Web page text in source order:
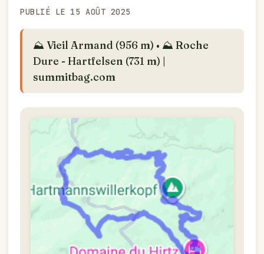
PUBLIÉ LE 15 AOÛT 2025
⛰️ Vieil Armand (956 m) • ⛰️ Roche
Dure - Hartfelsen (731 m) |
summitbag.com